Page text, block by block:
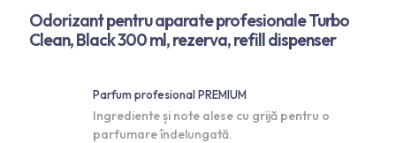
Odorizant pentru aparate profesionale Turbo
Clean, Black 300 ml, rezerva, refill dispenser
Parfum profesional PREMIUM
Ingrediente și note alese cu grijă pentru o
parfumare îndelungată.